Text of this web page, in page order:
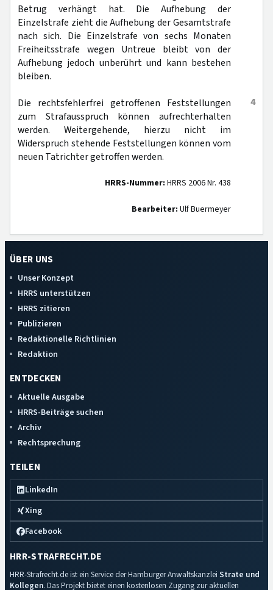
Betrug verhängt hat. Die Aufhebung der
Einzelstrafe zieht die Aufhebung der Gesamtstrafe
nach sich. Die Einzelstrafe von sechs Monaten
Freiheitsstrafe wegen Untreue bleibt von der
Aufhebung jedoch unberührt und kann bestehen
bleiben.
4
Die rechtsfehlerfrei getroffenen Feststellungen
zum Strafausspruch können aufrechterhalten
werden. Weitergehende, hierzu nicht im
Widerspruch stehende Feststellungen können vom
neuen Tatrichter getroffen werden.
HRRS-Nummer: HRRS 2006 Nr. 438
Bearbeiter: Ulf Buermeyer
ÜBER UNS
Unser Konzept
HRRS unterstützen
HRRS zitieren
Publizieren
Redaktionelle Richtlinien
Redaktion
ENTDECKEN
Aktuelle Ausgabe
HRRS-Beiträge suchen
Archiv
Rechtsprechung
TEILEN
LinkedIn
Xing
Facebook
HRR-STRAFRECHT.DE
HRR-Strafrecht.de ist ein Service der Hamburger Anwaltskanzlei Strate und
Kollegen. Das Projekt bietet einen kostenlosen Zugang zur aktuellen